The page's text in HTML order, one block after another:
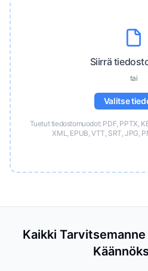
Siirrä
tai
Valitse
Tuetut tiedostomuodot: PDF, PPTX,
XML, EPUB, VTT, SRT, JPG,
Kaikki